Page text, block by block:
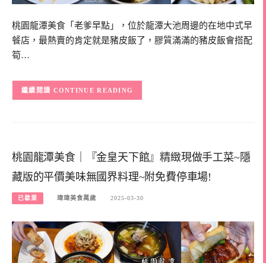
桃園龍潭美食「老爹早點」，位於龍潭大池周邊的在地中式早
餐店，最熱賣的肯定就是豬皮飯了，膠質滿滿的豬皮飯會搭配
筍…
CONTINUE READING
桃園龍潭美食｜『金皇天下館』精緻現做手工菜~隱
藏版的平價美味無國界料理~附免費停車場!
已歇業 瑋瑋美食萬歲 2025-03-30